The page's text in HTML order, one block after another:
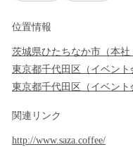
位置情報
茨城県ひたちなか市 （本社
東京都千代田区 （ イベント
東京都千代田区 （ イベント
関連リンク
http://www.saza.coffee/